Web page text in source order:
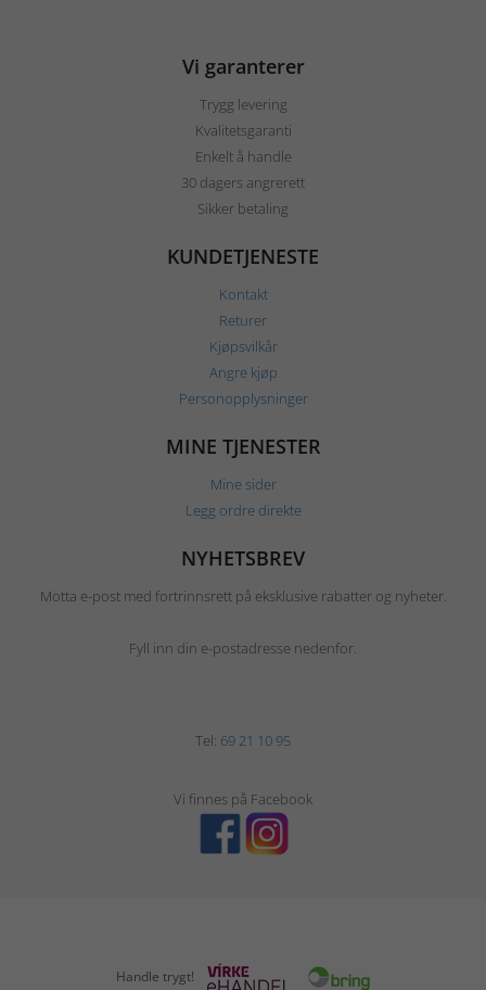
Vi garanterer
Trygg levering
Kvalitetsgaranti
Enkelt å handle
30 dagers angrerett
Sikker betaling
KUNDETJENESTE
Kontakt
Returer
Kjøpsvilkår
Angre kjøp
Personopplysninger
MINE TJENESTER
Mine sider
Legg ordre direkte
NYHETSBREV
Motta e-post med fortrinnsrett på eksklusive rabatter og nyheter.
Fyll inn din e-postadresse nedenfor.
Tel: 69 21 10 95
Vi finnes på Facebook
Handle trygt!